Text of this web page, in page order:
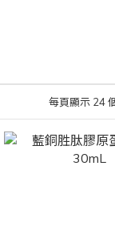
每頁顯示 24